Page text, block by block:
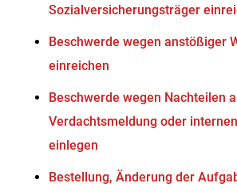
Sozialversicherungsträger
Beschwerde wegen anstößiger
einreichen
Beschwerde wegen Nachteilen
Verdachtsmeldung oder
einlegen
Bestellung, Änderung der